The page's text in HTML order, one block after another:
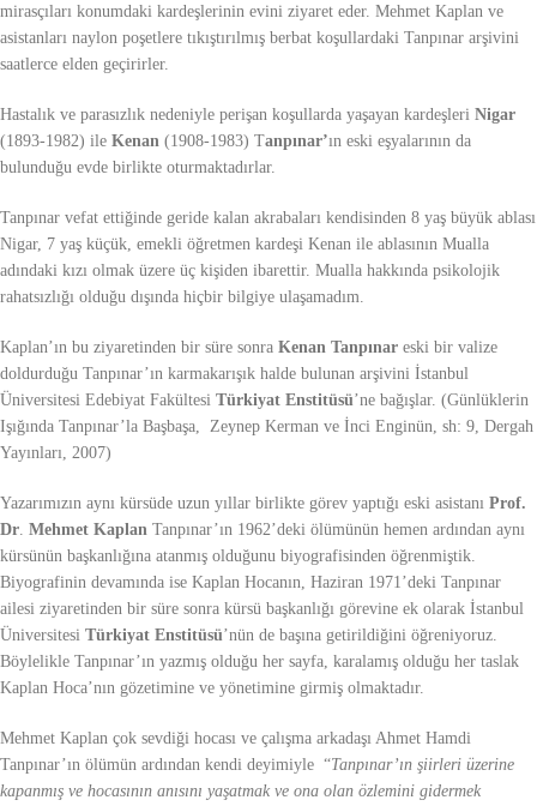
mirasçıları konumdaki kardeşlerinin evini ziyaret eder. Mehmet Kaplan ve
asistanları naylon poşetlere tıkıştırılmış berbat koşullardaki Tanpınar arşivini
saatlerce elden geçirirler.
Hastalık ve parasızlık nedeniyle perişan koşullarda yaşayan kardeşleri Nigar
(1893-1982) ile Kenan (1908-1983) Tanpınar’ın eski eşyalarının da
bulunduğu evde birlikte oturmaktadırlar.
Tanpınar vefat ettiğinde geride kalan akrabaları kendisinden 8 yaş büyük ablası
Nigar, 7 yaş küçük, emekli öğretmen kardeşi Kenan ile ablasının Mualla
adındaki kızı olmak üzere üç kişiden ibarettir. Mualla hakkında psikolojik
rahatsızlığı olduğu dışında hiçbir bilgiye ulaşamadım.
Kaplan’ın bu ziyaretinden bir süre sonra Kenan Tanpınar eski bir valize
doldurduğu Tanpınar’ın karmakarışık halde bulunan arşivini İstanbul
Üniversitesi Edebiyat Fakültesi Türkiyat Enstitüsü’ne bağışlar. (Günlüklerin
Işığında Tanpınar’la Başbaşa, Zeynep Kerman ve İnci Enginün, sh: 9, Dergah
Yayınları, 2007)
Yazarımızın aynı kürsüde uzun yıllar birlikte görev yaptığı eski asistanı Prof.
Dr Mehmet Kaplan Tanpınar’ın 1962’deki ölümünün hemen ardından aynı
kürsünün başkanlığına atanmış olduğunu biyografisinden öğrenmiştik.
Biyografinin devamında ise Kaplan Hocanın, Haziran 1971’deki Tanpınar
ailesi ziyaretinden bir süre sonra kürsü başkanlığı görevine ek olarak İstanbul
Üniversitesi Türkiyat Enstitüsü’nün de başına getirildiğini öğreniyoruz.
Böylelikle Tanpınar’ın yazmış olduğu her sayfa, karalamış olduğu her taslak
Kaplan Hoca’nın gözetimine ve yönetimine girmiş olmaktadır.
Mehmet Kaplan çok sevdiği hocası ve çalışma arkadaşı Ahmet Hamdi
Tanpınar’ın ölümün ardından kendi deyimiyle “Tanpınar’ın şiirleri üzerine
kapanmış ve hocasının anısını yaşatmak ve ona olan özlemini gidermek